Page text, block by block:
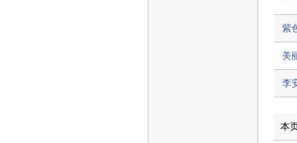
紫
美
李
本